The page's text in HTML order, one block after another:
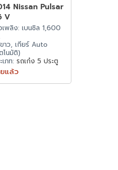
Nissan Pulsar
V
เพลิง: เบนซิล 1,600
าว, เกียร์ Auto
โนมัติ)
เภท: รถเก๋ง 5 ประตู
แล้ว